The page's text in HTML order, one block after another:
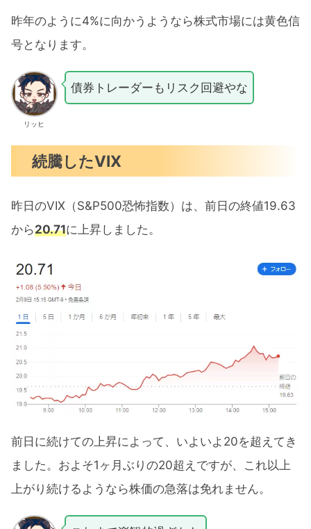
昨年のように4%に向かうようなら株式市場には黄色信
号となります。
リッヒ
債券トレーダーもリスク回避やな
続騰したVIX
昨日のVIX（S&P500恐怖指数）は、前日の終値19.63
から20.71に上昇しました。
前日に続けての上昇によって、いよいよ20を超えてき
ました。およそ1ヶ月ぶりの20超えですが、これ以上
上がり続けるようなら株価の急落は免れません。